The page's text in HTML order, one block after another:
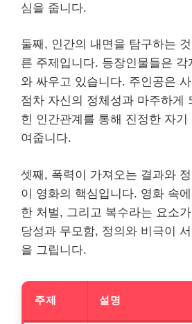
심을 줍니다.
둘째, 인간의 내면을 탐구하는
른 주제입니다. 등장인물들은
와 싸우고 있습니다. 주인공은
점차 자신의 정체성과 마주하게
힌 인간관계를 통해 진정한 자기
여줍니다.
셋째, 폭력이 가져오는 결과와
이 영화의 핵심입니다. 영화 속
한 처벌, 그리고 복수라는 요소
당성과 무모함, 정의와 비극이
을 그립니다.
주제 설명